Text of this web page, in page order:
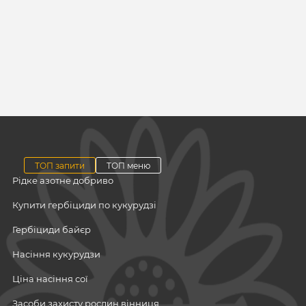
ТОП запити ТОП меню
Рідке азотне добриво
Купити гербіциди по кукурудзі
Гербіциди байєр
Насіння кукурудзи
Ціна насіння сої
Засоби захисту рослин вінниця